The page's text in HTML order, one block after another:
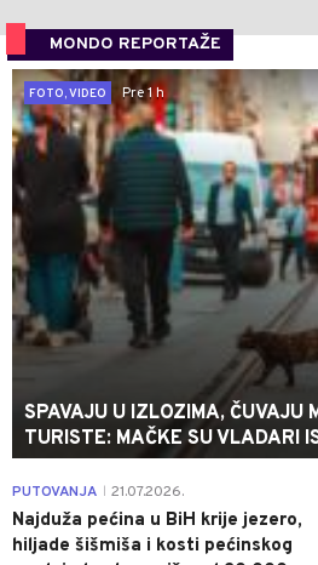
MONDO REPORTAŽE
FOTO, VIDEO
Pre 1 h
SPAVAJU U IZLOZIMA, ČUVAJU
TURISTE: MAČKE SU VLADARI
PUTOVANJA 21.07.2026.
Najduža pećina u BiH krije jezero,
hiljade šišmiša i kosti pećinskog